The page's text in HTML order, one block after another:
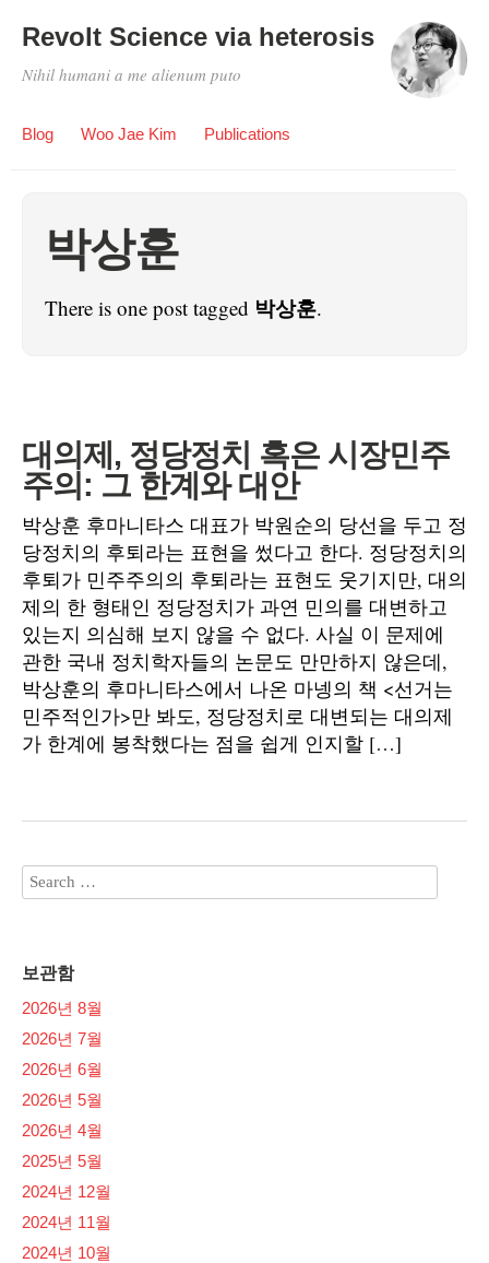
Revolt Science via heterosis
Nihil humani a me alienum puto
Blog Woo Jae Kim Publications
박상훈
There is one post tagged 박상훈.
대의제, 정당정치 혹은 시장민주
주의: 그 한계와 대안
박상훈 후마니타스 대표가 박원순의 당선을 두고 정
당정치의 후퇴라는 표현을 썼다고 한다. 정당정치의
후퇴가 민주주의의 후퇴라는 표현도 웃기지만, 대의
제의 한 형태인 정당정치가 과연 민의를 대변하고
있는지 의심해 보지 않을 수 없다. 사실 이 문제에
관한 국내 정치학자들의 논문도 만만하지 않은데,
박상훈의 후마니타스에서 나온 마넹의 책 <선거는
민주적인가>만 봐도, 정당정치로 대변되는 대의제
가 한계에 봉착했다는 점을 쉽게 인지할 […]
보관함
2026년 8월
2026년 7월
2026년 6월
2026년 5월
2026년 4월
2025년 5월
2024년 12월
2024년 11월
2024년 10월